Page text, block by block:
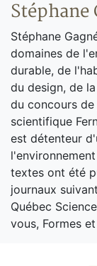
Stéphane
Stéphane
domaines de
durable, de
du design, de
du concours
scientifique
est détenteur
textes ont été
journaux
Québec
vous, Formes